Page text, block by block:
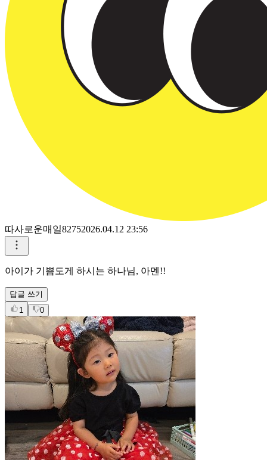
따사로운매일82752026.04.12 23:56
아이가 기쁨도게 하시는 하나님, 아멘!!
답글 쓰기
1
0